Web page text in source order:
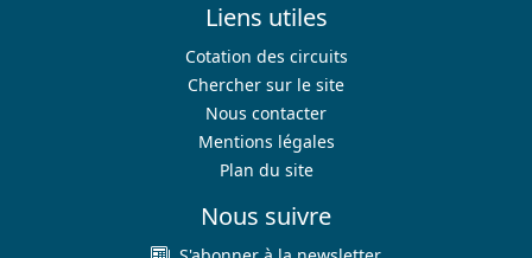
Liens utiles
Cotation des circuits
Chercher sur le site
Nous contacter
Mentions légales
Plan du site
Nous suivre